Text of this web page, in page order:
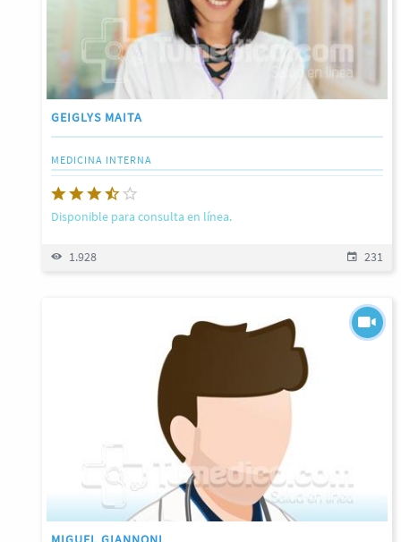
GEIGLYS MAITA
MEDICINA INTERNA
Disponible para consulta en línea.
1.928 231